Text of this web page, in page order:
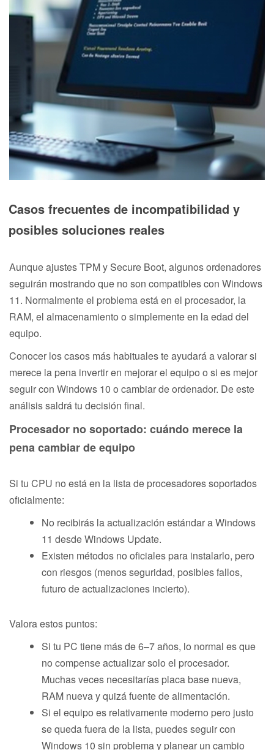
Casos frecuentes de incompatibilidad y
posibles soluciones reales
Aunque ajustes TPM y Secure Boot, algunos ordenadores
seguirán mostrando que no son compatibles con Windows
11. Normalmente el problema está en el procesador, la
RAM, el almacenamiento o simplemente en la edad del
equipo.
Conocer los casos más habituales te ayudará a valorar si
merece la pena invertir en mejorar el equipo o si es mejor
seguir con Windows 10 o cambiar de ordenador. De este
análisis saldrá tu decisión final.
Procesador no soportado: cuándo merece la
pena cambiar de equipo
Si tu CPU no está en la lista de procesadores soportados
oficialmente:
No recibirás la actualización estándar a Windows
11 desde Windows Update.
Existen métodos no oficiales para instalarlo, pero
con riesgos (menos seguridad, posibles fallos,
futuro de actualizaciones incierto).
Valora estos puntos:
Si tu PC tiene más de 6–7 años, lo normal es que
no compense actualizar solo el procesador.
Muchas veces necesitarías placa base nueva,
RAM nueva y quizá fuente de alimentación.
Si el equipo es relativamente moderno pero justo
se queda fuera de la lista, puedes seguir con
Windows 10 sin problema y planear un cambio